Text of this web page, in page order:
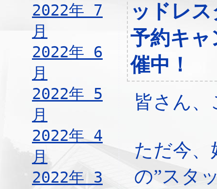
2022年 7
月
2022年 6
月
2022年 5
月
2022年 4
月
2022年 3
ッドレ
予約キャ
催中！
皆さん
ただ今、
の”スタ